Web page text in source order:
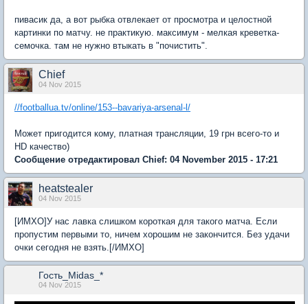
пивасик да, а вот рыбка отвлекает от просмотра и целостной
картинки по матчу. не практикую. максимум - мелкая креветка-
семочка. там не нужно втыкать в "почистить".
Chief
04 Nov 2015
//footballua.tv/online/153--bavariya-arsenal-l/
Может пригодится кому, платная трансляции, 19 грн всего-то и
HD качество)
Сообщение отредактировал Chief: 04 November 2015 - 17:21
heatstealer
04 Nov 2015
[ИМХО]У нас лавка слишком короткая для такого матча. Если
пропустим первыми то, ничем хорошим не закончится. Без удачи
очки сегодня не взять.[/ИМХО]
Гость_Midas_*
04 Nov 2015